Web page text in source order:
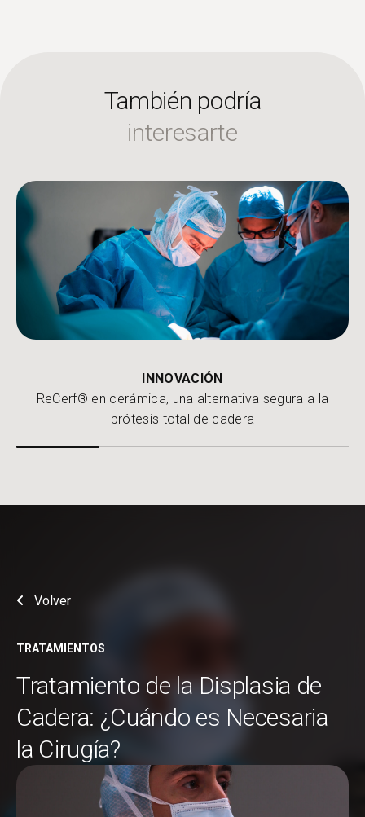
También podría
interesarte
INNOVACIÓN
ReCerf® en cerámica, una alternativa segura a la
prótesis total de cadera
Volver
TRATAMIENTOS
Tratamiento de la Displasia de
Cadera: ¿Cuándo es Necesaria
la Cirugía?